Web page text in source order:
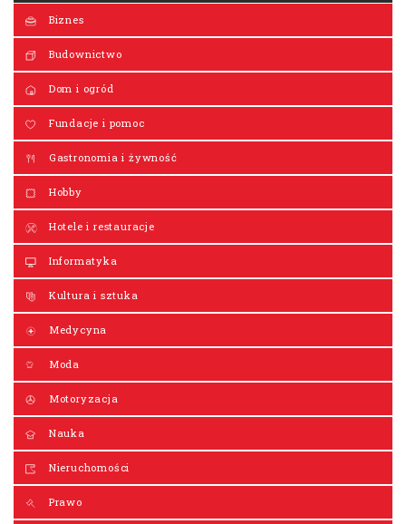
Biznes
Budownictwo
Dom i ogród
Fundacje i pomoc
Gastronomia i żywność
Hobby
Hotele i restauracje
Informatyka
Kultura i sztuka
Medycyna
Moda
Motoryzacja
Nauka
Nieruchomości
Prawo